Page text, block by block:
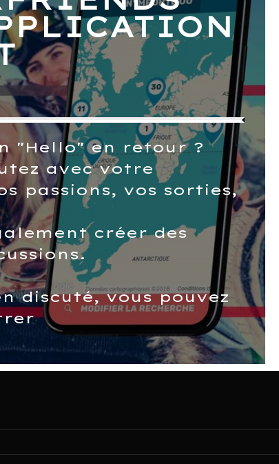
"Hello" en retour ?
avec votre
passions, vos sorties,
créer des
discuté, vous pouvez